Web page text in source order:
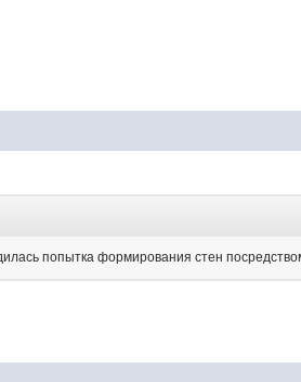
попытка формирования стен